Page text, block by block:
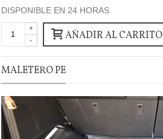
DISPONIBLE EN 24 HORAS
-
+
AÑADIR AL CARRITO
MALETERO PE